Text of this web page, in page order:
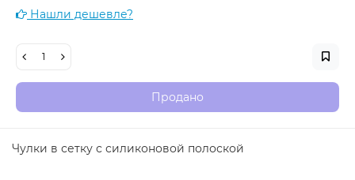
Нашли дешевле?
Продано
Чулки в сетку с силиконовой полоской